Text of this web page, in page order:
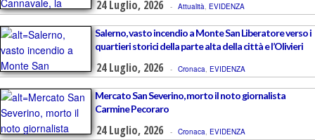
24 Luglio, 2026 - Attualità, EVIDENZA
Salerno, vasto incendio a Monte San Liberatore verso i
quartieri storici della parte alta della città e l’Olivieri
24 Luglio, 2026 - Cronaca, EVIDENZA
Mercato San Severino, morto il noto giornalista
Carmine Pecoraro
24 Luglio, 2026 - Cronaca, EVIDENZA